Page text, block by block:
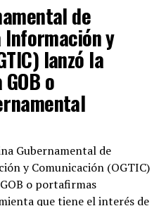
de
Información y
lanzó la
o
Gubernamental de
y Comunicación (OGTIC)
o portafirmas
que tiene el interés de